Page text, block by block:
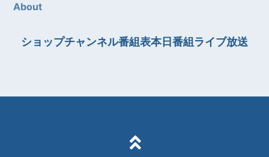
About
ショップチャンネル番組表本日番組ライブ放送